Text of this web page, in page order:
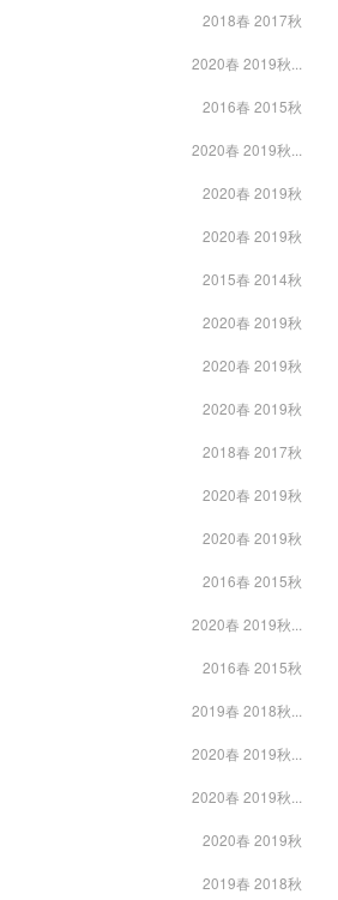
2018春 2017秋
2020春 2019秋...
2016春 2015秋
2020春 2019秋...
2020春 2019秋
2020春 2019秋
2015春 2014秋
2020春 2019秋
2020春 2019秋
2020春 2019秋
2018春 2017秋
2020春 2019秋
2020春 2019秋
2016春 2015秋
2020春 2019秋...
2016春 2015秋
2019春 2018秋...
2020春 2019秋...
2020春 2019秋...
2020春 2019秋
2019春 2018秋